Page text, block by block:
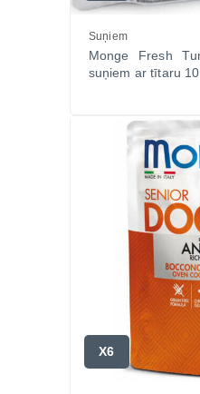
Pasūtiet MONGE DOG
Zoopasaule.lv –
Suņiem
Monge Fresh
suņiem ar tītaru
X6